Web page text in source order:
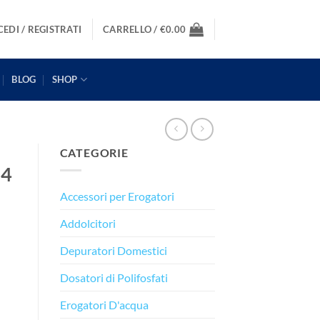
/ REGISTRATI CARRELLO / €0.00
BLOG SHOP
CATEGORIE
Accessori per Erogatori
Addolcitori
Depuratori Domestici
Dosatori di Polifosfati
Erogatori D'acqua